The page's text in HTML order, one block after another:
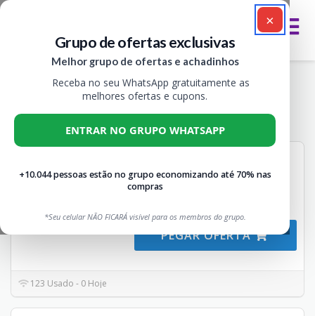
×
Grupo de ofertas exclusivas
Melhor grupo de ofertas e achadinhos
Receba no seu WhatsApp gratuitamente as
melhores ofertas e cupons.
ENTRAR NO GRUPO WHATSAPP
+10.044 pessoas estão no grupo economizando até 70% nas
compras
*Seu celular NÃO FICARÁ visível para os membros do grupo.
o Boticário Cupons & Biscoitê
Todos 2
5% OFF DEAL Não expira
Biscoitê Lovers – Ganhe 5%
PEGAR OFERTA
123 Usado - 0 Hoje